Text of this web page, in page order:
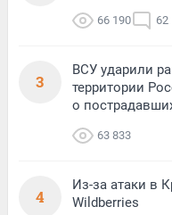
66 190 62
3
ВСУ ударили
территории
о
63 833
4
Из-за атаки в
Wildberries